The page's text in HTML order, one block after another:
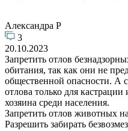
Александра Р
3
20.10.2023
Запретить отлов
обитания, так как они не
общественной опасности. А
отлова только для
хозяина среди населения.
Запретить отлов животных
Разрешить забирать